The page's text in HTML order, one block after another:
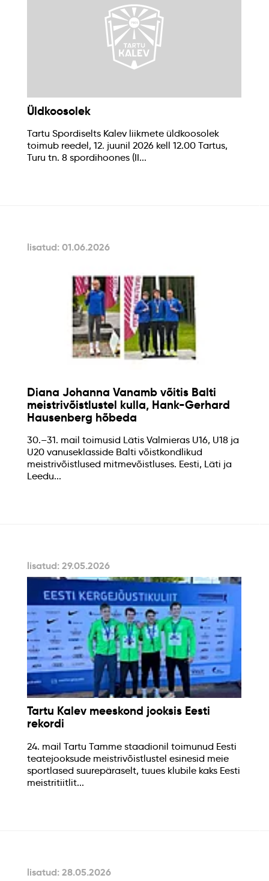
Üldkoosolek
Tartu Spordiselts Kalev liikmete üldkoosolek
toimub reedel, 12. juunil 2026 kell 12.00 Tartus,
Turu tn. 8 spordihoones (II...
lisatud: 01.06.2026
Diana Johanna Vanamb võitis Balti
meistrivõistlustel kulla, Hank-Gerhard
Hausenberg hõbeda
30.–31. mail toimusid Lätis Valmieras U16, U18 ja
U20 vanuseklasside Balti võistkondlikud
meistrivõistlused mitmevõistluses. Eesti, Läti ja
Leedu...
lisatud: 29.05.2026
Tartu Kalev meeskond jooksis Eesti
rekordi
24. mail Tartu Tamme staadionil toimunud Eesti
teatejooksude meistrivõistlustel esinesid meie
sportlased suurepäraselt, tuues klubile kaks Eesti
meistritiitlit...
lisatud: 28.05.2026